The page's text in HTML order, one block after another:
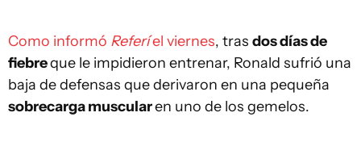
Como informó Referíel viernes, tras dos días de
fiebreque le impidieron entrenar, Ronald sufrió una
baja de defensas que derivaron en una pequeña
sobrecarga muscularen uno de los gemelos.